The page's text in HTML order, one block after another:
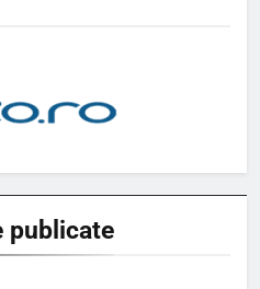
publicate